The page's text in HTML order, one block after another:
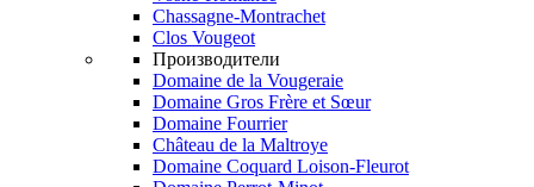
Chassagne-Montrachet
Clos Vougeot
Производители
Domaine de la Vougeraie
Domaine Gros Frère et Sœur
Domaine Fourrier
Château de la Maltroye
Domaine Coquard Loison-Fleurot